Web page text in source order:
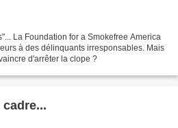
La Foundation for a Smokefree America
à des délinquants irresponsables. Mais
d'arrêter la clope ?